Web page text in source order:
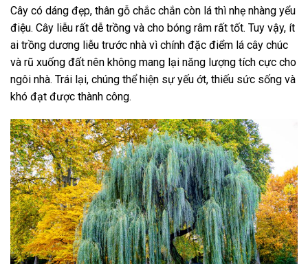
Cây có dáng đẹp, thân gỗ chắc chắn còn lá thì nhẹ nhàng yểu
điệu. Cây liễu rất dễ trồng và cho bóng râm rất tốt. Tuy vậy, ít
ai trồng dương liễu trước nhà vì chính đặc điểm lá cây chúc
và rũ xuống đất nên không mang lại năng lượng tích cực cho
ngôi nhà. Trái lại, chúng thể hiện sự yếu ớt, thiếu sức sống và
khó đạt được thành công.